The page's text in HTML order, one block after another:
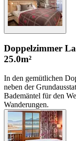
Doppelzimmer
25.0m²
In den gemütlichen
neben der
Bademäntel für den
Wanderungen.